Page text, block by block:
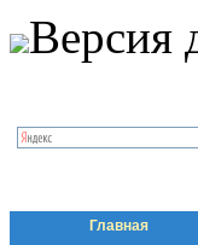
Версия
Главная